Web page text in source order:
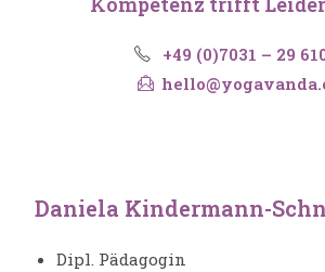
+49 (0)7031 – 29
Daniela Kindermann-
Dipl. Pädagogin